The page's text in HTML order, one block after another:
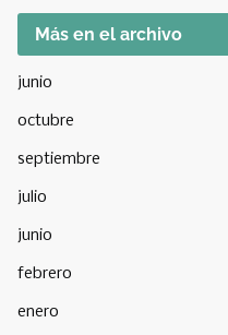
Más en el archivo
junio
octubre
septiembre
julio
junio
febrero
enero